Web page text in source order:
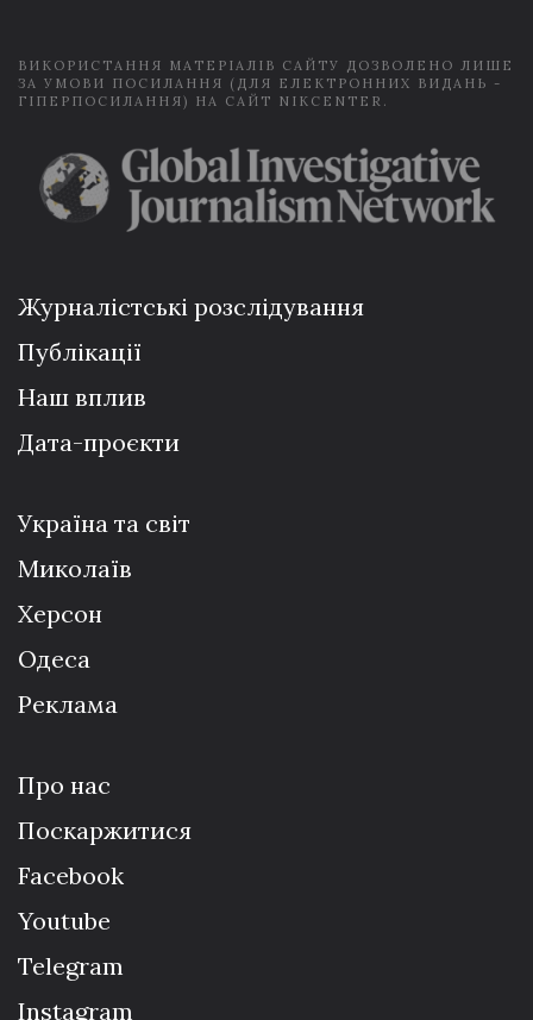
ВИКОРИСТАННЯ МАТЕРІАЛІВ САЙТУ ДОЗВОЛЕНО ЛИШЕ
ЗА УМОВИ ПОСИЛАННЯ (ДЛЯ ЕЛЕКТРОННИХ ВИДАНЬ -
ГІПЕРПОСИЛАННЯ) НА САЙТ NIKCENTER.
Журналістські розслідування
Публікації
Наш вплив
Дата-проєкти
Україна та світ
Миколаїв
Херсон
Одеса
Реклама
Про нас
Поскаржитися
Facebook
Youtube
Telegram
Instagram